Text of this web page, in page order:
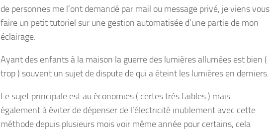
de personnes me l’ont demandé par mail ou message privé, je viens vous
faire un petit tutoriel sur une gestion automatisée d’une partie de mon
éclairage.
Ayant des enfants à la maison la guerre des lumières allumées est bien (
trop ) souvent un sujet de dispute de qui a éteint les lumières en derniers.
Le sujet principale est au économies ( certes très faibles ) mais
également à éviter de dépenser de l’électricité inutilement avec cette
méthode depuis plusieurs mois voir même année pour certains, cela